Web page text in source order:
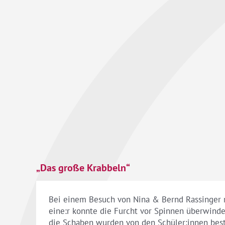
„Das große Krabbeln“
Bei einem Besuch von Nina & Bernd
eine:r konnte die Furcht vor Spinnen
die Schaben wurden von den Schüler:innen